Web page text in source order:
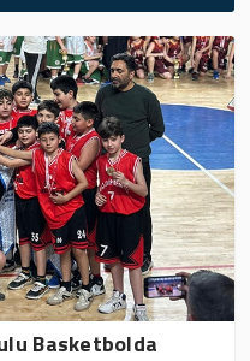
Basketbolda